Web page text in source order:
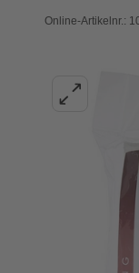
Online-Artikelnr.: